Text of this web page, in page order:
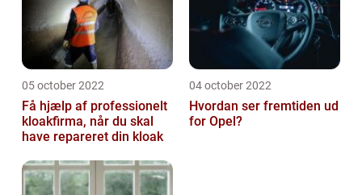
05 october 2022
Få hjælp af professionelt
kloakfirma, når du skal
have repareret din kloak
04 october 2022
Hvordan ser fremtiden ud
for Opel?